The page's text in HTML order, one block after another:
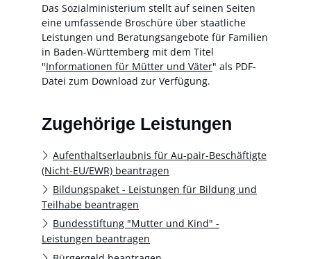
Das Sozialministerium stellt auf seinen Seiten
eine umfassende Broschüre über staatliche
Leistungen und Beratungsangebote für Familien
in Baden-Württemberg mit dem Titel
"Informationen für Mütter und Väter" als PDF-
Datei zum Download zur Verfügung.
Zugehörige Leistungen
Aufenthaltserlaubnis für Au-pair-Beschäftigte
(Nicht-EU/EWR) beantragen
Bildungspaket - Leistungen für Bildung und
Teilhabe beantragen
Bundesstiftung "Mutter und Kind" -
Leistungen beantragen